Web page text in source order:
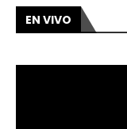
EN VIVO